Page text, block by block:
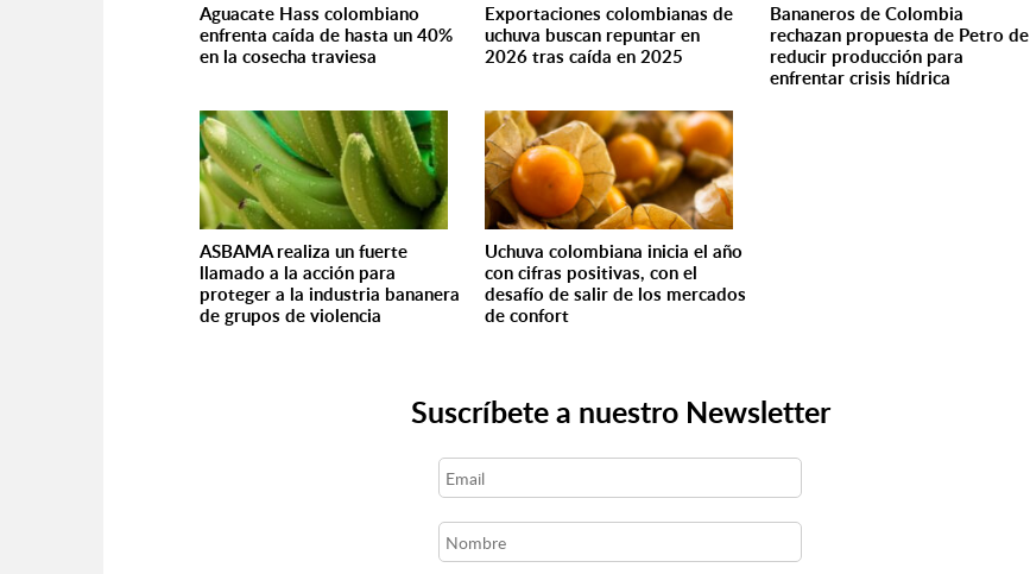
Aguacate Hass colombiano
enfrenta caída de hasta un 40%
en la cosecha traviesa
Exportaciones colombianas de
uchuva buscan repuntar en
2026 tras caída en 2025
Bananeros de Colombia
rechazan propuesta de Petro de
reducir producción para
enfrentar crisis hídrica
ASBAMA realiza un fuerte
llamado a la acción para
proteger a la industria bananera
de grupos de violencia
Uchuva colombiana inicia el año
con cifras positivas, con el
desafío de salir de los mercados
de confort
Suscríbete a nuestro Newsletter